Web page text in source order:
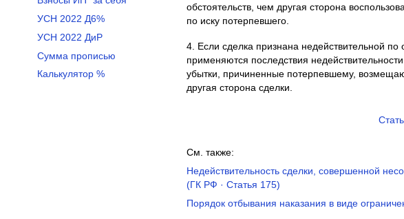
обстоятельств, чем другая сторона
по иску потерпевшего.
4. Если сделка признана недействительной по
применяются последствия
убытки, причиненные потерпевшему,
другая сторона сделки.
См. также:
Недействительность сделки, совершенной
(ГК РФ · Статья 175)
Порядок отбывания наказания в виде
УСН 2022 Д6%
УСН 2022 ДиР
Сумма прописью
Калькулятор %